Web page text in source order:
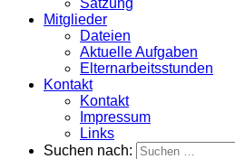
Satzung
Mitglieder
Dateien
Aktuelle Aufgaben
Elternarbeitsstunden
Kontakt
Kontakt
Impressum
Links
Suchen nach: